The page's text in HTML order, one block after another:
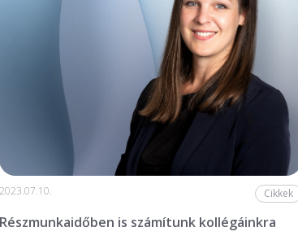
Cikkek
Részmunkaidőben is számítunk kollégáinkra